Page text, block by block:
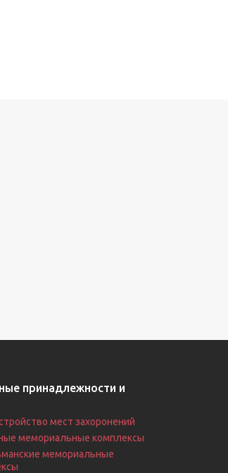
принадлежности и
мест захоронений
мемориальные комплексы
мемориальные